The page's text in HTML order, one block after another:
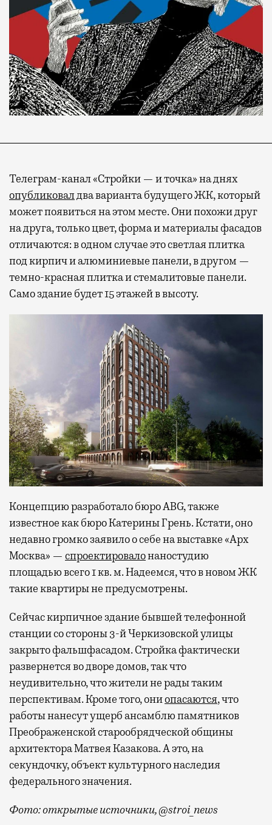
Телеграм-канал «Стройки — и точка» на днях
опубликовалдва варианта будущего ЖК, который
может появиться на этом месте. Они похожи друг
на друга, только цвет, форма и материалы фасадов
отличаются: в одном случае это светлая плитка
под кирпич и алюминиевые панели, в другом —
темно-красная плитка и стемалитовые панели.
Само здание будет 15 этажей в высоту.
Концепцию разработало бюро ABG, также
известное как бюро Катерины Грень. Кстати, оно
недавно громко заявило о себе на выставке «Арх
Москва» — спроектировалонаностудию
площадью всего 1 кв. м. Надеемся, что в новом ЖК
такие квартиры не предусмотрены.
Сейчас кирпичное здание бывшей телефонной
станции со стороны 3-й Черкизовской улицы
закрыто фальшфасадом. Стройка фактически
развернется во дворе домов, так что
неудивительно, что жители не рады таким
перспективам. Кроме того, ониопасаются, что
работы нанесут ущерб ансамблю памятников
Преображенской старообрядческой общины
архитектора Матвея Казакова. А это, на
секундочку, объект культурного наследия
федерального значения.
Фото: открытые источники, @stroi_news